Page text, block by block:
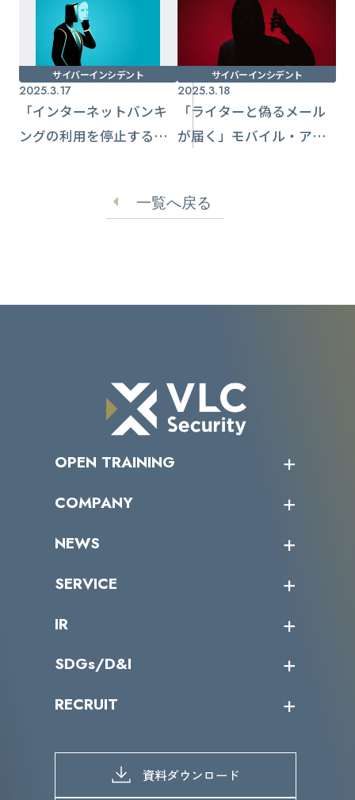
サイバーインシデント
2025.3.17
「インターネットバンキ
ングの利用を停止する」
サイバーインシデント
2025.3.18
「ライターと偽るメール
が届く」モバイル・アニ
一覧へ戻る
OPEN TRAINING
受講者の声
COMPANY
トップメッセージ
ミッション／ビジョン
パートナー企業一覧
NEWS
サイバーニュース
SERVICE
カテゴリー別サービス一覧
IR
IRカレンダー
IRライブラリー
よくあるご質問
SDGs/D&I
当グループのマテリアリティ
SDGs推進体制
D&Iの取り組み
RECRUIT
募集職種一覧
メッセージ
メンバーインタビュー
資料ダウンロード